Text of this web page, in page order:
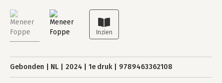
Gebonden NL 2024 1e druk 9789463362108